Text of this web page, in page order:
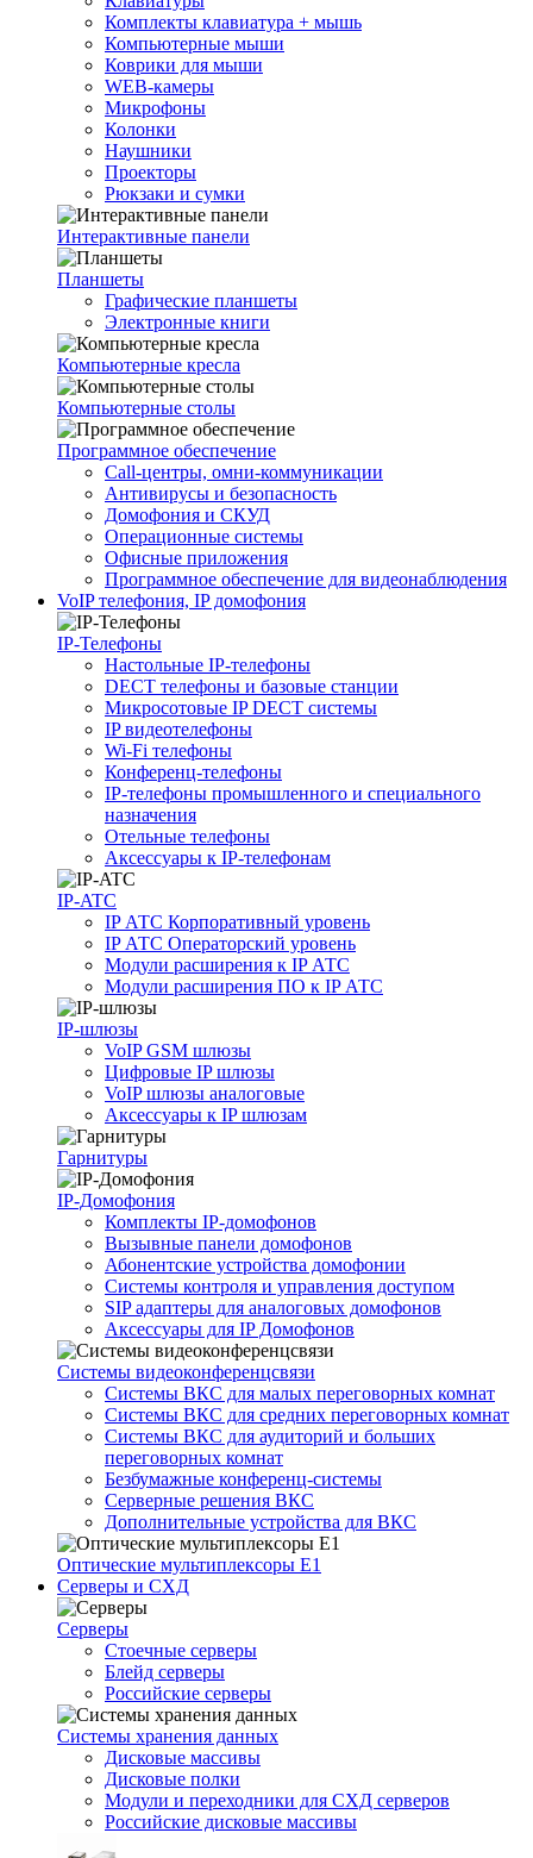
Комплекты клавиатура + мышь
Компьютерные мыши
Коврики для мыши
WEB-камеры
Микрофоны
Колонки
Наушники
Проекторы
Рюкзаки и сумки
Интерактивные панели
Планшеты
Графические планшеты
Электронные книги
Компьютерные кресла
Компьютерные столы
Программное обеспечение
Call-центры, омни-коммуникации
Антивирусы и безопасность
Домофония и СКУД
Операционные системы
Офисные приложения
Программное обеспечение для видеонаблюдения
VoIP телефония, IP домофония
IP-Телефоны
Настольные IP-телефоны
DECT телефоны и базовые станции
Микросотовые IP DECT системы
IP видеотелефоны
Wi-Fi телефоны
Конференц-телефоны
IP-телефоны промышленного и специального
назначения
Отельные телефоны
Аксессуары к IP-телефонам
IP-ATC
IP АТС Корпоративный уровень
IP АТС Операторский уровень
Модули расширения к IP АТС
Модули расширения ПО к IP АТС
IP-шлюзы
VoIP GSM шлюзы
Цифровые IP шлюзы
VoIP шлюзы аналоговые
Аксессуары к IP шлюзам
Гарнитуры
IP-Домофония
Комплекты IP-домофонов
Вызывные панели домофонов
Абонентские устройства домофонии
Системы контроля и управления доступом
SIP адаптеры для аналоговых домофонов
Аксессуары для IP Домофонов
Системы видеоконференцсвязи
Системы ВКС для малых переговорных комнат
Системы ВКС для средних переговорных комнат
Системы ВКС для аудиторий и больших
переговорных комнат
Безбумажные конференц-системы
Серверные решения ВКС
Дополнительные устройства для ВКС
Оптические мультиплексоры Е1
Серверы и СХД
Серверы
Стоечные серверы
Блейд серверы
Российские серверы
Системы хранения данных
Дисковые массивы
Дисковые полки
Модули и переходники для СХД серверов
Российские дисковые массивы